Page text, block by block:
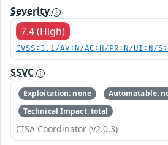
Severity
7.4 (High)
CVSS:3.1/AV:N/AC:H/PR:N/UI:N/
SSVC
Exploitation: none
Automatable:
Technical Impact: total
CISA Coordinator (v2.0.3)